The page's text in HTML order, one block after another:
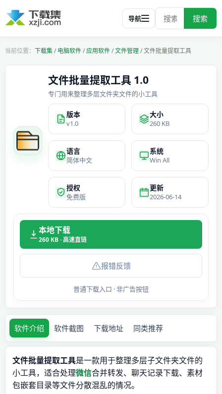
搜索
导航
下载集/电脑软件/应用软件/文件管理/文件批量提取工具
文件批量提取工具 1.0
专门用来整理多层文件夹文件的小工具
版本
v1.0
大小
260 KB
语言
简体中文
系统
Win All
授权
免费版
更新
2026-06-14
本地下载
260 KB · 高速直链
报错反馈
普通下载入口 · 非广告按钮
软件介绍 软件截图 下载地址 同类推荐
文件批量提取工具是一款用于整理多层子文件夹文件的
小工具，适合处理微信合并转发、聊天记录下载、素材
包嵌套目录等文件分散混乱的情况。